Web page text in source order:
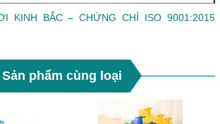
KINH BẮC – CHỨNG CHỈ ISO 9001:2015
Sản phẩm cùng loại